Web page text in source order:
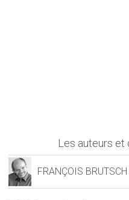
Les auteurs et
FRANÇOIS BRUTSCH